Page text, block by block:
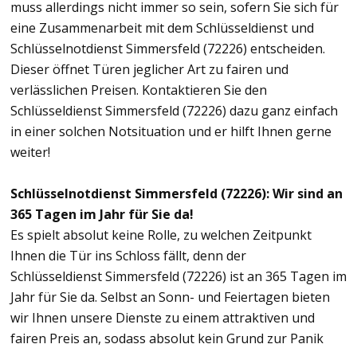
muss allerdings nicht immer so sein, sofern Sie sich für
eine Zusammenarbeit mit dem Schlüsseldienst und
Schlüsselnotdienst Simmersfeld (72226) entscheiden.
Dieser öffnet Türen jeglicher Art zu fairen und
verlässlichen Preisen. Kontaktieren Sie den
Schlüsseldienst Simmersfeld (72226) dazu ganz einfach
in einer solchen Notsituation und er hilft Ihnen gerne
weiter!
Schlüsselnotdienst Simmersfeld (72226): Wir sind an
365 Tagen im Jahr für Sie da!
Es spielt absolut keine Rolle, zu welchen Zeitpunkt
Ihnen die Tür ins Schloss fällt, denn der
Schlüsseldienst Simmersfeld (72226) ist an 365 Tagen im
Jahr für Sie da. Selbst an Sonn- und Feiertagen bieten
wir Ihnen unsere Dienste zu einem attraktiven und
fairen Preis an, sodass absolut kein Grund zur Panik